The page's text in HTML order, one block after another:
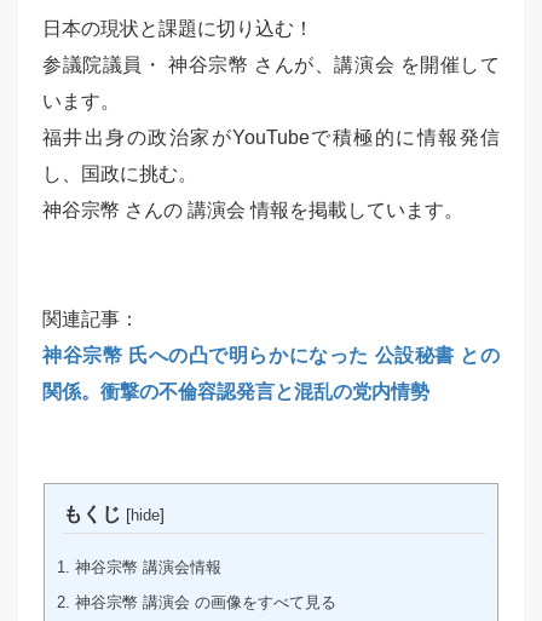
日本の現状と課題に切り込む！
参議院議員・ 神谷宗幣 さんが、講演会 を開催して
います。
福井出身の政治家がYouTubeで積極的に情報発信
し、国政に挑む。
神谷宗幣 さんの 講演会 情報を掲載しています。
関連記事：
神谷宗幣 氏への凸で明らかになった 公設秘書 との
関係。衝撃の不倫容認発言と混乱の党内情勢
もくじ [hide]
1. 神谷宗幣 講演会情報
2. 神谷宗幣 講演会 の画像をすべて見る